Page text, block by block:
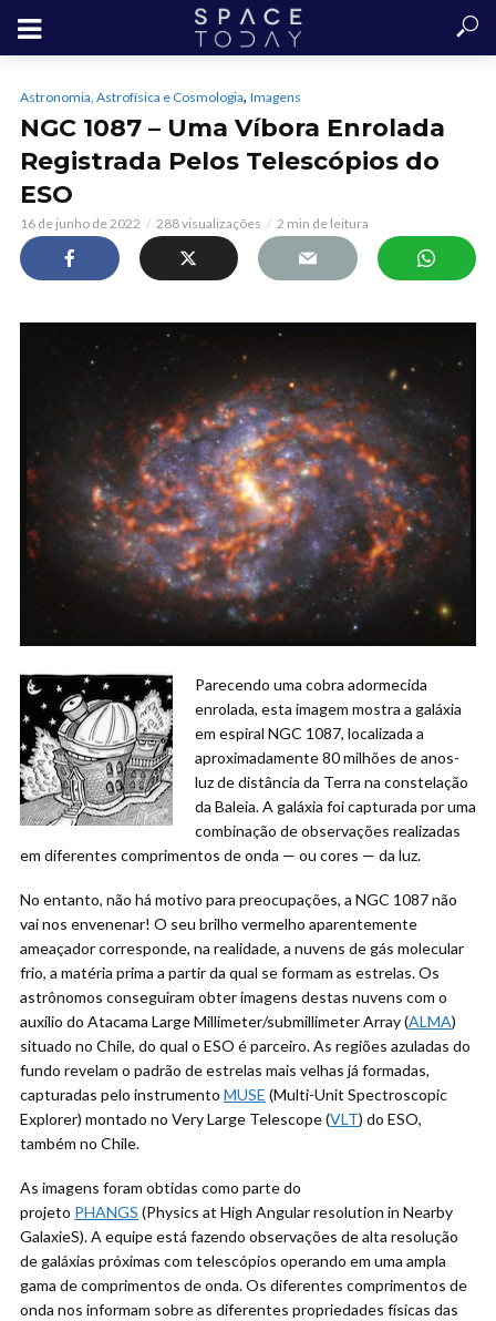
Astronomia, Astrofísica e Cosmologia, Imagens
NGC 1087 – Uma Víbora Enrolada
Registrada Pelos Telescópios do
ESO
16 de junho de 2022 288 visualizações 2 min de leitura
Parecendo uma cobra adormecida
enrolada, esta imagem mostra a galáxia
em espiral NGC 1087, localizada a
aproximadamente 80 milhões de anos-
luz de distância da Terra na constelação
da Baleia. A galáxia foi capturada por uma
combinação de observações realizadas
em diferentes comprimentos de onda — ou cores — da luz.
No entanto, não há motivo para preocupações, a NGC 1087 não
vai nos envenenar! O seu brilho vermelho aparentemente
ameaçador corresponde, na realidade, a nuvens de gás molecular
frio, a matéria prima a partir da qual se formam as estrelas. Os
astrônomos conseguiram obter imagens destas nuvens com o
auxílio do Atacama Large Millimeter/submillimeter Array (ALMA)
situado no Chile, do qual o ESO é parceiro. As regiões azuladas do
fundo revelam o padrão de estrelas mais velhas já formadas,
capturadas pelo instrumento MUSE (Multi-Unit Spectroscopic
Explorer) montado no Very Large Telescope (VLT) do ESO,
também no Chile.
As imagens foram obtidas como parte do
projeto PHANGS (Physics at High Angular resolution in Nearby
GalaxieS). A equipe está fazendo observações de alta resolução
de galáxias próximas com telescópios operando em uma ampla
gama de comprimentos de onda. Os diferentes comprimentos de
onda nos informam sobre as diferentes propriedades físicas das